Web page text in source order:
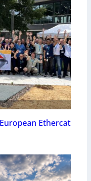
Ethercat